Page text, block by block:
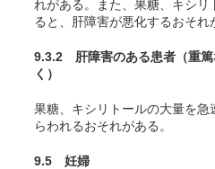
れがある。また、果糖、キシリ
ると、肝障害が悪化するおそれ
9.3.2 肝障害のある患者（重篤
く）
果糖、キシリトールの大量を急
らわれるおそれがある。
9.5 妊婦